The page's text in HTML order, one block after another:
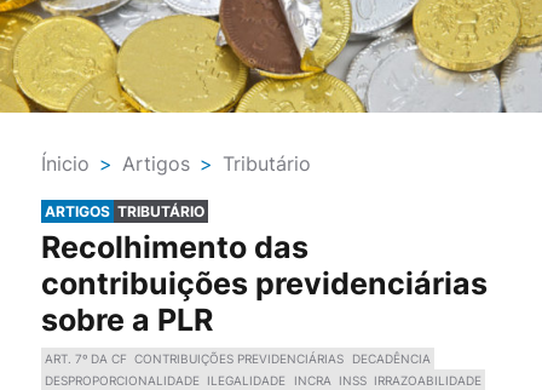
Ínicio > Artigos > Tributário
ARTIGOS TRIBUTÁRIO
Recolhimento das
contribuições previdenciárias
sobre a PLR
ART. 7º DA CF CONTRIBUIÇÕES PREVIDENCIÁRIAS
DECADÊNCIA
DESPROPORCIONALIDADE
ILEGALIDADE INCRA INSS IRRAZOABILIDADE